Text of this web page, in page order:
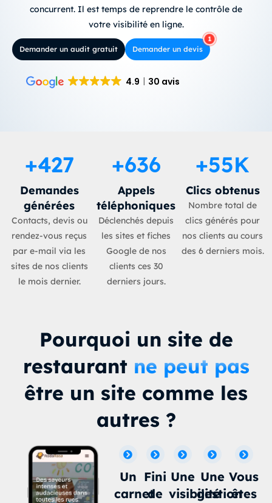
concurrent. Il est temps de reprendre le contrôle de
votre visibilité en ligne.
Demander un audit gratuit Demander un devis
4.9 30 avis
+427
Demandes
générées
Contacts, devis ou
rendez-vous reçus
par e-mail via les
sites de nos clients
le mois dernier.
+636
Appels
téléphoniques
Déclenchés depuis
les sites et fiches
Google de nos
clients ces 30
derniers jours.
+55K
Clics obtenus
Nombre total de
clics générés pour
nos clients au cours
des 6 derniers mois.
Pourquoi un site de
restaurant ne peut pas
être un site comme les
autres ?
Un
carnet
Fini
de
Une
visibilité
Une
gestion
Vous
êtes